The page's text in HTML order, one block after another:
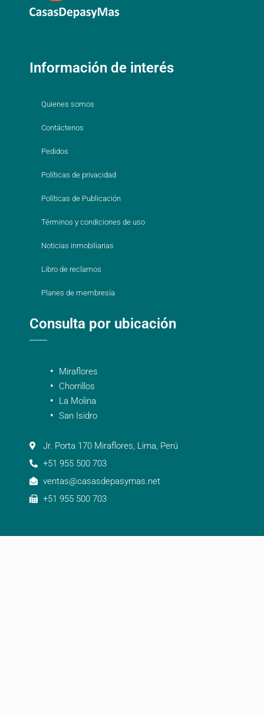
Información de interés
Quienes somos
Contáctenos
Pedidos
Políticas de privacidad
Políticas de Publicación
Términos y condiciones de uso
Noticias inmobiliarias
Libro de reclamos
Planes de membresía
Consulta por ubicación
Miraflores
Chorrillos
La Molina
San Isidro
Jr. Porta 170 Miraflores, Lima, Perú
+51 955 500 703
ventas@casasdepasymas.net
+51 955 500 703